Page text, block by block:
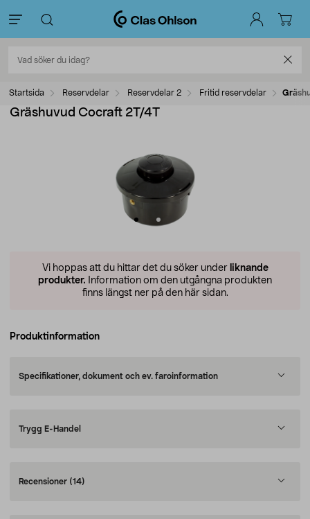
Startsida Reservdelar Reservdelar 2 Fritid reservdelar
Gräshuvud Cocraft 2T/4T
Vi hoppas att du hittar det du söker under liknande
produkter. Information om den utgångna produkten
finns längst ner på den här sidan.
Produktinformation
Specifikationer, dokument och ev. faroinformation
Trygg E-Handel
Recensioner (14)